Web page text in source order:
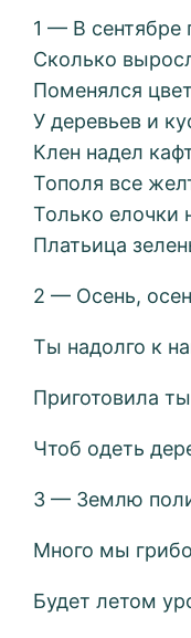
1 — В сентябре
Сколько
Поменялся
У деревьев и
Клен надел
Тополя все
Только елочки
Платьица
2 — Осень,
Ты надолго к
Приготовила
Чтоб одеть
3 — Землю
Много мы
Будет летом